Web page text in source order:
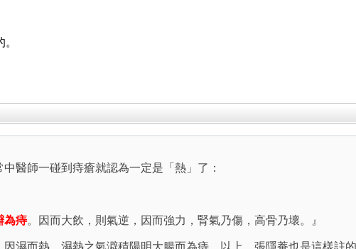
醫師一碰到痔瘡就認為一定是「熱」了：
為痔。因而大飲，則氣逆，因而強力，腎氣乃傷，高骨乃壞。』
濕而熱，濕熱之氣澼積陽明大腸而為痔。以上，張隱菴也是這樣註的